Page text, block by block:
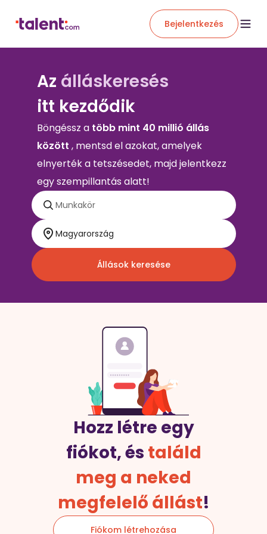
Bejelentkezés
Az álláskeresés
itt kezdődik
Böngéssz a több mint 40 millió állás
között , mentsd el azokat, amelyek
elnyerték a tetszésedet, majd jelentkezz
egy szempillantás alatt!
Állások keresése
Hozz létre egy
fiókot, és találd
meg a neked
megfelelő állást!
Fiókom létrehozása